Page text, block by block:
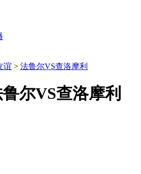
谊 > 法鲁尔VS查洛摩利
尔VS查洛摩利